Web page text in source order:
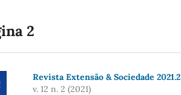
2
Revista Extensão & Sociedade 2021.2
v. 12 n. 2 (2021)